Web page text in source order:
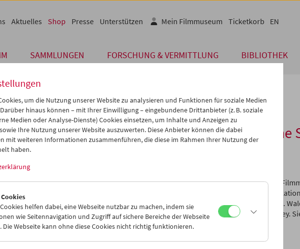
SAMMLUNGEN FORSCHUNG & VERMITTLUNG BIBLIOTHEK
Aktuelles Shop Presse Unterstützen Mein Filmmuseum Ticketkorb EN
Buch
Retrospektive "Los Angeles. Eine
Zur Retrospektive der Viennale und des Österreichischen
erschien 2008 eine umfangreiche
Thom Andersen, Edward Dimendberg, David E. James, D.J.
Morgan Fisher, Andrew Tracy, Mark Rappaport, Mark Feeney.
ausgewählte Texte zu allen gezeigten Filmen.
Retrospektive "Los Angeles. Eine Stadt im Film"
um die Nutzung unserer Website zu analysieren und Funktionen für soziale Medien
hinaus können – mit Ihrer Einwilligung – eingebundene Drittanbieter (z. B. soziale
Medien oder Analyse-Dienste) Cookies einsetzen, um Inhalte und Anzeigen zu
Ihre Nutzung unserer Website auszuwerten. Diese Anbieter können die dabei
mit weiteren Informationen zusammenführen, die diese im Rahmen Ihrer Nutzung der
haben.
helfen dabei, eine Webseite nutzbar zu machen, indem sie
wie Seitennavigation und Zugriff auf sichere Bereiche der Webseite
Die Webseite kann ohne diese Cookies nicht richtig funktionieren.